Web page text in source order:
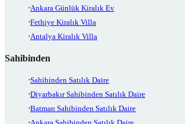
Ankara Günlük Kiralık Ev
Fethiye Kiralık Villa
Antalya Kiralık Villa
Sahibinden
Sahibinden Satılık Daire
Diyarbakır Sahibinden Satılık Daire
Batman Sahibinden Satılık Daire
Ankara Sahibinden Satılık Daire